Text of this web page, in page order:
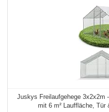
Juskys Freilaufgehege 3x2x2m
mit 6 m² Lauffläche, Tür